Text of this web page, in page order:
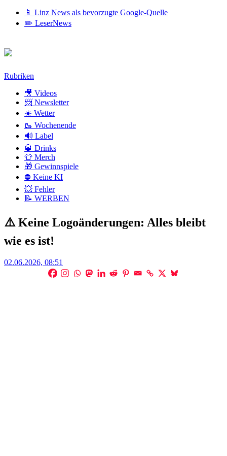
📱 Linz News als bevorzugte Google-Quelle
✏️ LeserNews
Zum
Rubriken
🎥 Videos
📨 Newsletter
☀️ Wetter
🥾 Wochenende
🔊 Label
🥃 Drinks
👕 Merch
🎁 Gewinnspiele
⛔ Keine KI
💥 Fehler
📝 WERBEN
⚠️ Keine Logoänderungen: Alles bleibt
wie es ist!
Posted
02.06.2026, 08:51